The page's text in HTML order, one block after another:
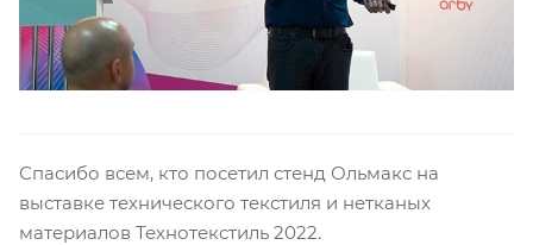
Спасибо всем, кто посетил стенд Ольмакс на
выставке технического текстиля и нетканых
материалов Технотекстиль 2022.